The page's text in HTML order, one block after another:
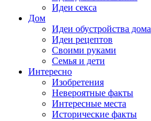
Идеи секса
Дом
Идеи обустройства дома
Идеи рецептов
Своими руками
Семья и дети
Интересно
Изобретения
Невероятные факты
Интересные места
Исторические факты